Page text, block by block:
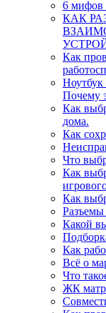
6 мифов
КАК
Как
Ноутбук
Почему
Как
дома.
Как
Что
Как
Как
Разъемы
Какой
Как
Всё о
Что
ЖК